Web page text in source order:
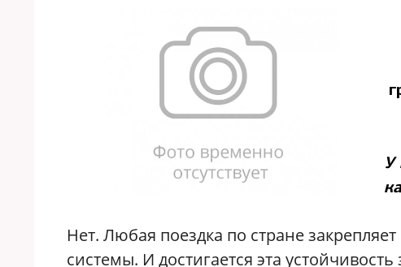
У
Нет. Любая поездка по стране
системы. И достигается эта